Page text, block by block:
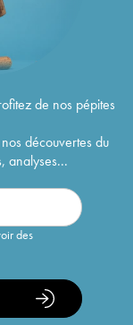
de nos pépites
découvertes du
analyses...
des